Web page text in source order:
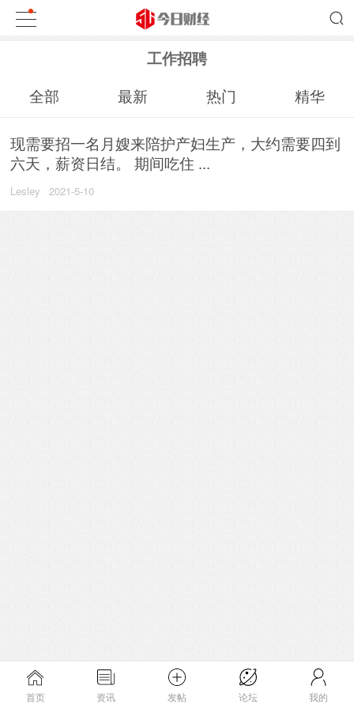
工作招聘
全部 最新 热门 精华
现需要招一名月嫂来陪护产妇生产，大约需要四到
六天，薪资日结。 期间吃住 ...
Lesley 2021-5-10
首页 资讯 发帖 论坛 我的